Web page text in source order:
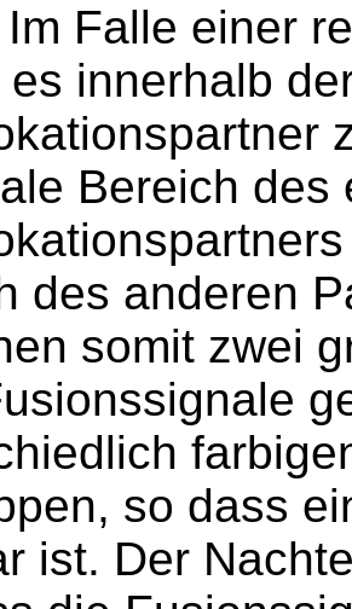
Im Falle einer
es innerhalb
Bereich des
des anderen
somit zwei
so dass
ist. Der